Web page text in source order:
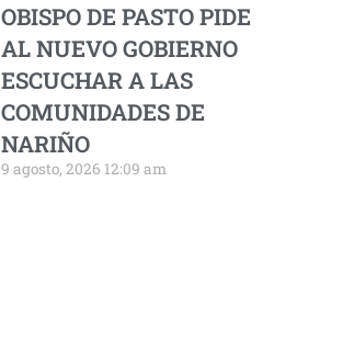
OBISPO DE PASTO PIDE
AL NUEVO GOBIERNO
ESCUCHAR A LAS
COMUNIDADES DE
NARIÑO
9 agosto, 2026 12:09 am